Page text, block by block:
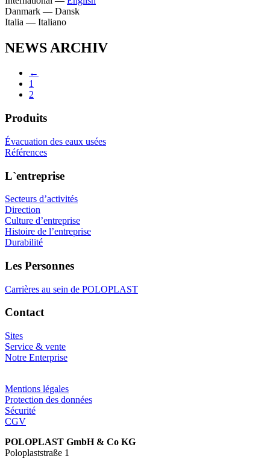
Danmark — Dansk
Italia — Italiano
NEWS ARCHIV
←
1
2
Produits
Évacuation des eaux usées
Références
L`entreprise
Secteurs d’activités
Direction
Culture d’entreprise
Histoire de l’entreprise
Durabilité
Les Personnes
Carrières au sein de POLOPLAST
Contact
Sites
Service & vente
Notre Enterprise
Mentions légales
Protection des données
Sécurité
CGV
POLOPLAST GmbH & Co KG
Poloplaststraße 1